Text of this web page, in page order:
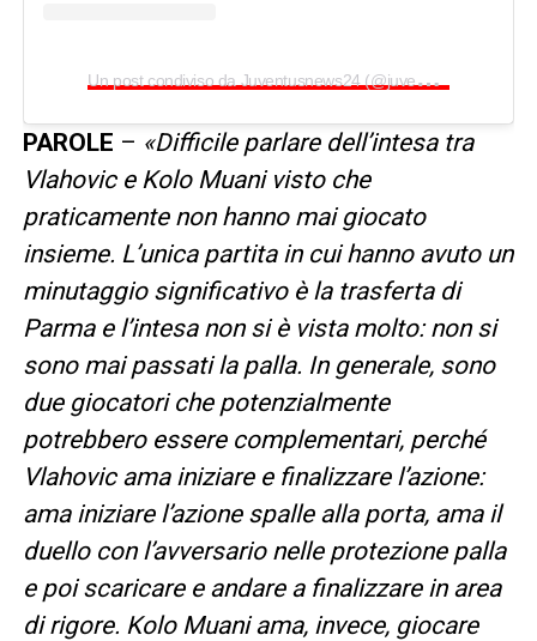
U
n post condiviso da Juventusnews24 (@juventusnews24com)
PAROLE – «Difficile parlare dell’intesa tra
Vlahovic e Kolo Muani visto che
praticamente non hanno mai giocato
insieme. L’unica partita in cui hanno avuto un
minutaggio significativo è la trasferta di
Parma e l’intesa non si è vista molto: non si
sono mai passati la palla. In generale, sono
due giocatori che potenzialmente
potrebbero essere complementari, perché
Vlahovic ama iniziare e finalizzare l’azione:
ama iniziare l’azione spalle alla porta, ama il
duello con l’avversario nelle protezione palla
e poi scaricare e andare a finalizzare in area
di rigore. Kolo Muani ama, invece, giocare